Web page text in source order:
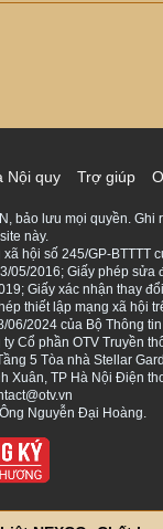
Nội quy Trợ giúp
bảo lưu mọi quyền. Ghi
này.
hội số 245/GP-BTTTT
05/2016; Giấy phép sửa
Giấy xác nhận thay
thiết lập mạng xã hội
06/2024 của Bộ Thông
Cổ phần OTV Truyền
5 Tòa nhà Stellar
Xuân, TP Hà Nội Điện
Nguyễn Đại Hoàng.